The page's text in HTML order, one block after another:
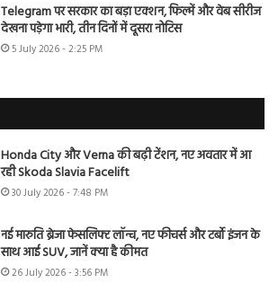
Telegram पर सरकार का बड़ा एक्शन, फिल्में और वेब सीरीज
देखना पड़ेगा भारी, तीन दिनों में दूसरा नोटिस
5 July 2026 - 2:25 PM
Honda City और Verna की बढ़ी टेंशन, नए अवतार में आ
रही Skoda Slavia Facelift
30 July 2026 - 7:48 PM
नई मारुति ब्रेजा फेसलिफ्ट लॉन्च, नए फीचर्स और टर्बो इंजन के
साथ आई SUV, जानें क्या है कीमत
26 July 2026 - 3:56 PM